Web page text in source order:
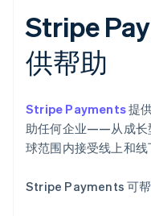
Stripe
供帮助
Stripe Payments提
助任何企业——从成长
球范围内接受线上和线
Stripe Payments 可帮